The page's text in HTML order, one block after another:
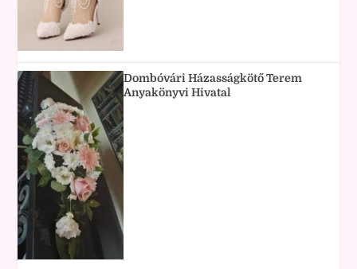
Dombóvári Házasságkötő Terem
Anyakönyvi Hivatal